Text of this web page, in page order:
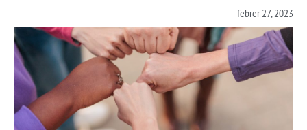
febrer 27, 2023